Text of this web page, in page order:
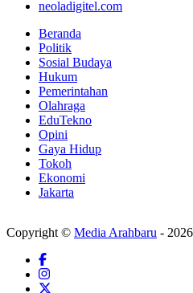
neoladigitel.com
Beranda
Politik
Sosial Budaya
Hukum
Pemerintahan
Olahraga
EduTekno
Opini
Gaya Hidup
Tokoh
Ekonomi
Jakarta
Copyright © Media Arahbaru - 2026